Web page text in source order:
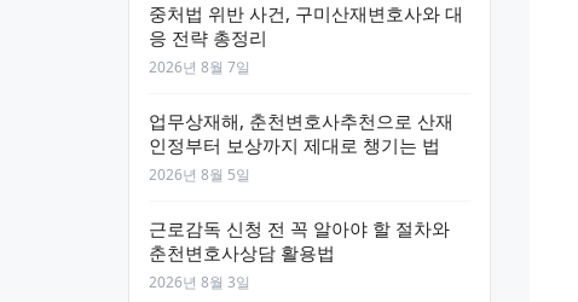
중처법 위반 사건, 구미산재변호사와 대
응 전략 총정리
2026년 8월 7일
업무상재해, 춘천변호사추천으로 산재
인정부터 보상까지 제대로 챙기는 법
2026년 8월 5일
근로감독 신청 전 꼭 알아야 할 절차와
춘천변호사상담 활용법
2026년 8월 3일